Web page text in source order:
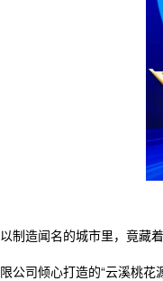
制造闻名的城市里，竟藏
公司倾心打造的“云溪桃